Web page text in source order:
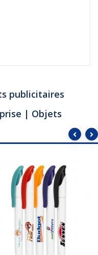
publicitaires
| Objets